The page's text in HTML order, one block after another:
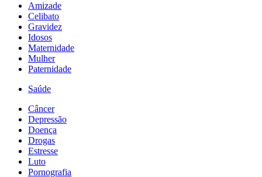
Amizade
Celibato
Gravidez
Idosos
Maternidade
Mulher
Paternidade
Saúde
Câncer
Depressão
Doença
Drogas
Estresse
Luto
Pornografia